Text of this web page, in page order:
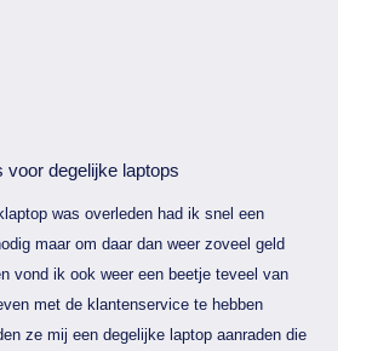
voor degelijke laptops
was overleden had ik snel een
maar om daar dan weer zoveel geld
vond ik ook weer een beetje teveel van
met de klantenservice te hebben
ze mij een degelijke laptop aanraden die